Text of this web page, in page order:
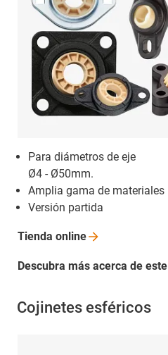
Para diámetros de eje
Ø4 - Ø50mm.
Amplia gama de materiales
Versión partida
Tienda online
Descubra más acerca de este
Cojinetes esféricos